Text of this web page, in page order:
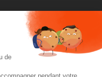
inscrivez-vous à